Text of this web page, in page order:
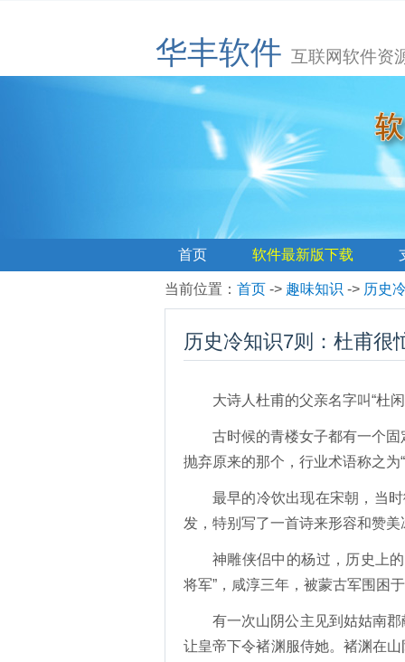
华丰软件 互联网软件资
首页 软件最新版下载
当前位置 ： 首页 -> 趣味知识 -> 历史
历史冷知识7则：杜甫很
大诗人杜甫的父亲名字叫“杜
古时候的青楼女子都有一个固
抛弃原来的那个，行业术语称之为“
最早的冷饮出现在宋朝，当
发，特别写了一首诗来形容和赞美
神雕侠侣中的杨过，历史上
将军”，咸淳三年，被蒙古军围困
有一次山阴公主见到姑姑南
让皇帝下令褚渊服侍她。褚渊在